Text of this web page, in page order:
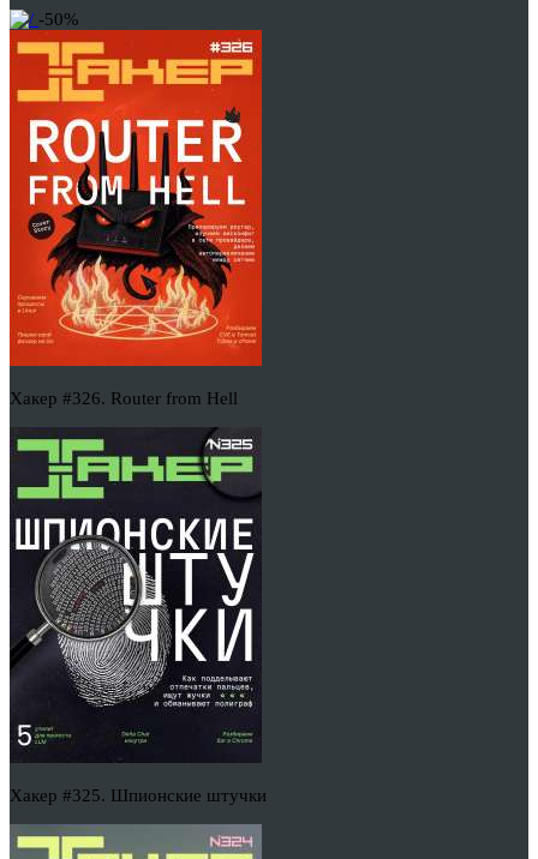
-50%
Хакер #326. Router from Hell
Хакер #325. Шпионские штучки